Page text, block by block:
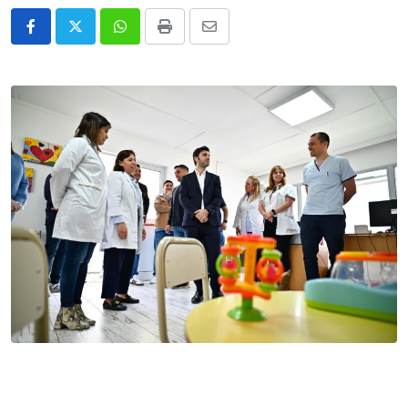
WhatsappPrint
Share
Email